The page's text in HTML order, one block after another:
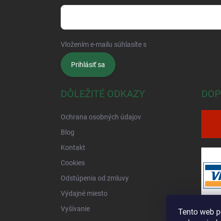
Tento web
Vložením e-mailu súhlasíte s
Prihlásiť sa
DÔLEŽITÉ ODKAZY
Ochrana osobných údajov
Blog
Kontakt
Cookies
Odstúpenia od zmluvy
Výdajné miesto
Vyšívanie